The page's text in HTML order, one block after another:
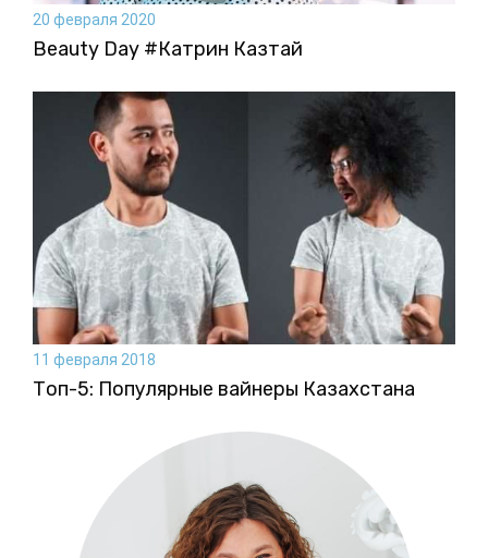
20 февраля 2020
Beauty Day #Катрин Казтай
11 февраля 2018
Топ-5: Популярные вайнеры Казахстана